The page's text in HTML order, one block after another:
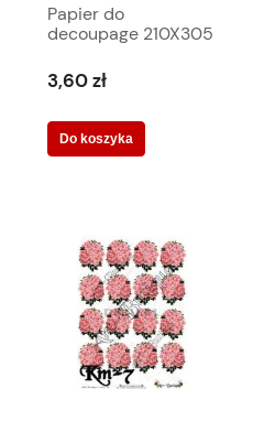
Papier do
decoupage 210X305
1886
3,60 zł
Do koszyka